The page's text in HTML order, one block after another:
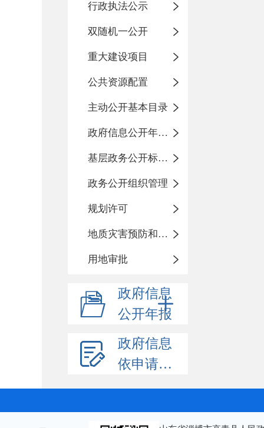
行政执法公示
双随机一公开
重大建设项目
公共资源配置
主动公开基本目录
政府信息公开年度报告
基层政务公开标准化规范化
政务公开组织管理
规划许可
地质灾害预防和治理
用地审批
政府信息
公开年报
政府信息
依申请公开